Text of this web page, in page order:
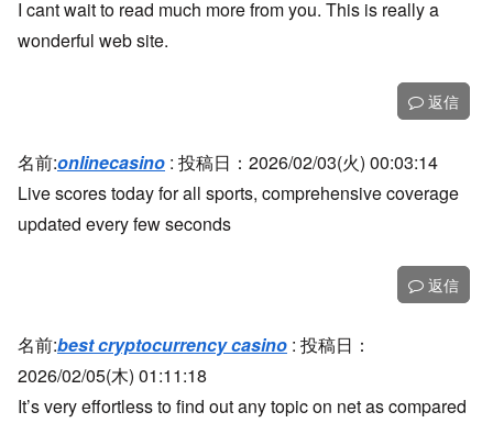
I cant wait to read much more from you. This is really a
wonderful web site.
返信
名前:onlinecasino : 投稿日：2026/02/03(火) 00:03:14
Live scores today for all sports, comprehensive coverage
updated every few seconds
返信
名前:best cryptocurrency casino : 投稿日：
2026/02/05(木) 01:11:18
It’s very effortless to find out any topic on net as compared